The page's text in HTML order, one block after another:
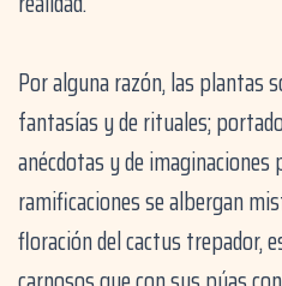
Por alguna razón, las plantas
fantasías y de rituales;
anécdotas y de
ramificaciones se albergan
floración del cactus trepador,